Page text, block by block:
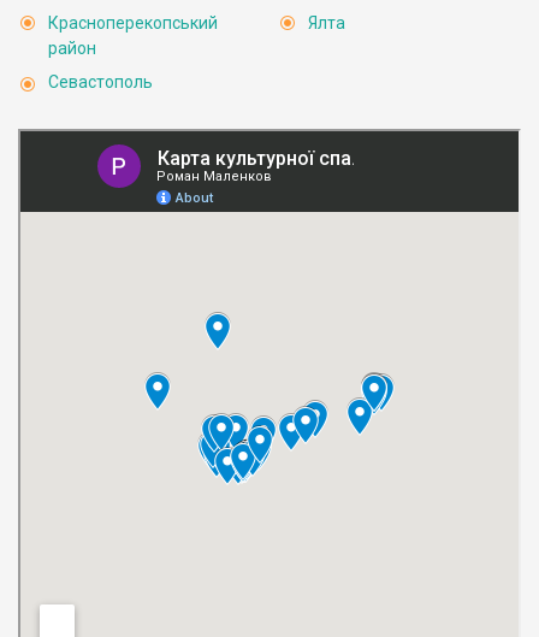
Красноперекопський
район
Севастополь
Ялта